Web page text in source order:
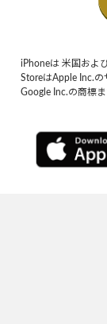
iPhoneは 米国およ
StoreはApple Inc.の
Google Inc.の商標